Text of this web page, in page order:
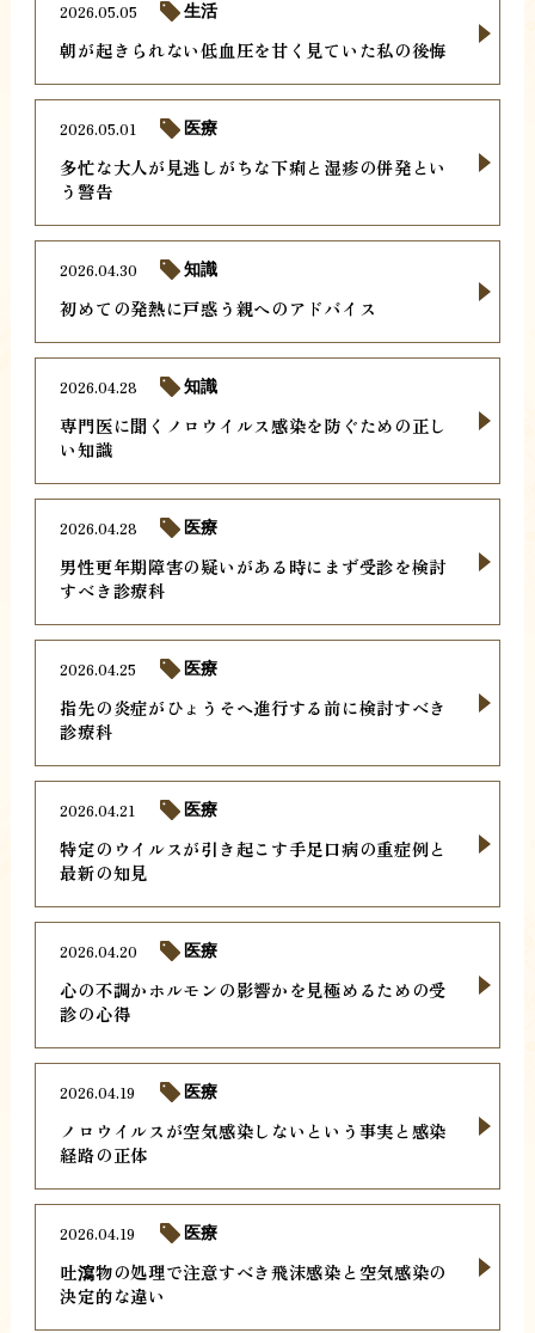
朝が起きられない低血圧を甘く見ていた私の後悔
2026.05.05 生活
多忙な大人が見逃しがちな下痢と湿疹の併発とい
う警告
2026.05.01 医療
初めての発熱に戸惑う親へのアドバイス
2026.04.30 知識
専門医に聞くノロウイルス感染を防ぐための正し
い知識
2026.04.28 知識
男性更年期障害の疑いがある時にまず受診を検討
すべき診療科
2026.04.28 医療
指先の炎症がひょうそへ進行する前に検討すべき
診療科
2026.04.25 医療
特定のウイルスが引き起こす手足口病の重症例と
最新の知見
2026.04.21 医療
心の不調かホルモンの影響かを見極めるための受
診の心得
2026.04.20 医療
ノロウイルスが空気感染しないという事実と感染
経路の正体
2026.04.19 医療
吐瀉物の処理で注意すべき飛沫感染と空気感染の
決定的な違い
2026.04.19 医療